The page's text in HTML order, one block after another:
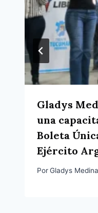
Gladys
una
Boleta
Ejército
PorGladys Medina